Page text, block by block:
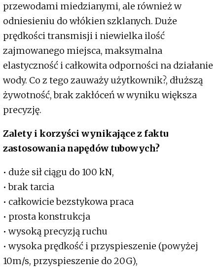
przewodami miedzianymi, ale również w
odniesieniu do włókien szklanych. Duże
prędkości transmisji i niewielka ilość
zajmowanego miejsca, maksymalna
elastyczność i całkowita odporności na działanie
wody. Co z tego zauważy użytkownik?, dłuższą
żywotność, brak zakłóceń w wyniku większa
precyzję.
Zalety i korzyści wynikające z faktu
zastosowania napędów tubowych?
• duże sił ciągu do 100 kN,
• brak tarcia
• całkowicie bezstykowa praca
• prosta konstrukcja
• wysoką precyzją ruchu
• wysoka prędkość i przyspieszenie (powyżej
10m/s, przyspieszenie do 20G),